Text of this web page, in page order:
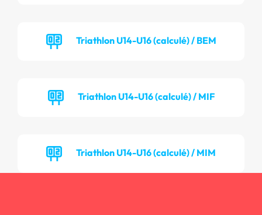
Triathlon U14-U16 (calculé) / BEM
Triathlon U14-U16 (calculé) / MIF
Triathlon U14-U16 (calculé) / MIM